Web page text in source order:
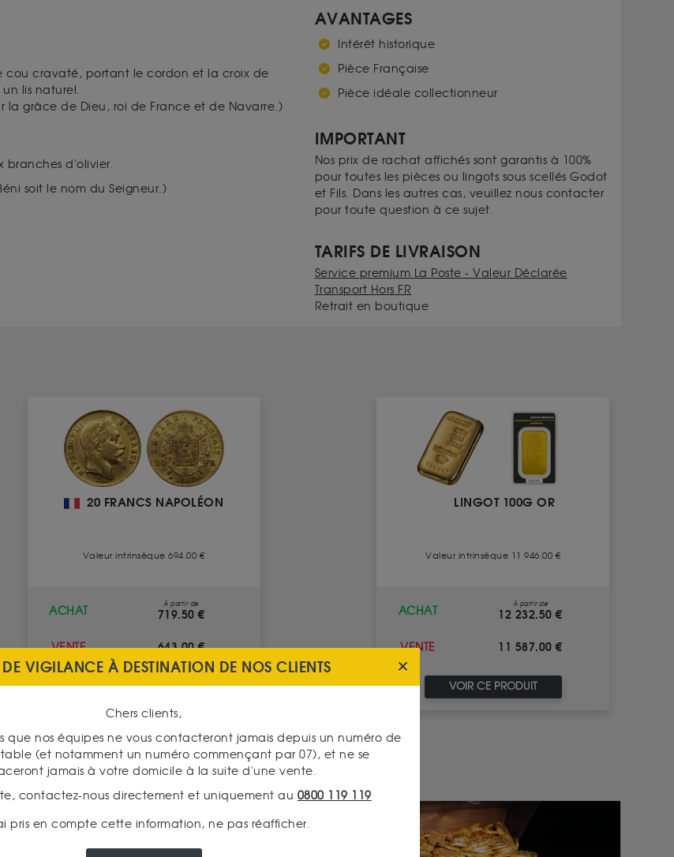
cou cravaté, portant le cordon et la croix de
un lis naturel.
la grâce de Dieu, roi de France et de Navarre.)
branches d'olivier.
soit le nom du Seigneur.)
AVANTAGES
Intérêt historique
Pièce Française
Pièce idéale collectionneur
IMPORTANT
Nos prix de rachat affichés sont garantis à 100%
pour toutes les pièces ou lingots sous scellés Godot
et Fils. Dans les autres cas, veuillez nous contacter
pour toute question à ce sujet.
TARIFS DE LIVRAISON
Service premium La Poste - Valeur Déclarée
Transport Hors FR
Retrait en boutique
20 FRANCS NAPOLÉON
Valeur intrinsèque 694.00 €
ACHAT
À partir de
719.50 €
VENTE 643.00 €
VOIR CE PRODUIT
LINGOT 100G OR
Valeur intrinsèque 11 946.00 €
ACHAT
À partir de
12 232.50 €
VENTE 11 587.00 €
VOIR CE PRODUIT
VIGILANCE À DESTINATION DE NOS CLIENTS
Chers clients,
que nos équipes ne vous contacteront jamais depuis un numéro de
(et notamment un numéro commençant par 07), et ne se
jamais à votre domicile à la suite d'une vente.
contactez-nous directement et uniquement au 0800 119 119
pris en compte cette information, ne pas réafficher.